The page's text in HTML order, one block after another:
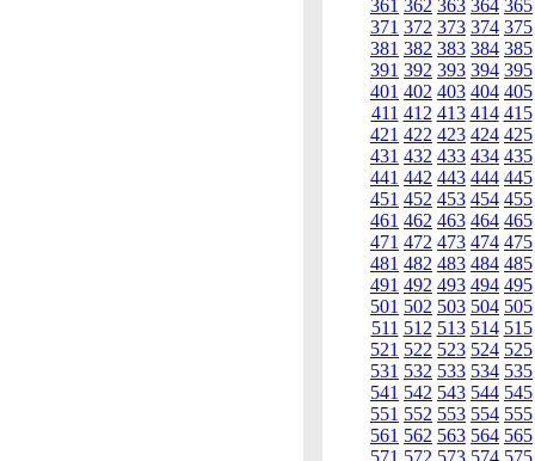
361 362 363 364 365
371 372 373 374 375
381 382 383 384 385
391 392 393 394 395
401 402 403 404 405
411 412 413 414 415
421 422 423 424 425
431 432 433 434 435
441 442 443 444 445
451 452 453 454 455
461 462 463 464 465
471 472 473 474 475
481 482 483 484 485
491 492 493 494 495
501 502 503 504 505
511 512 513 514 515
521 522 523 524 525
531 532 533 534 535
541 542 543 544 545
551 552 553 554 555
561 562 563 564 565
571 572 573 574 575